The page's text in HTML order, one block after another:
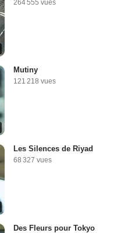
264 555 vues
Mutiny
121 218 vues
Les Silences de Riyad
68 327 vues
Des Fleurs pour Tokyo